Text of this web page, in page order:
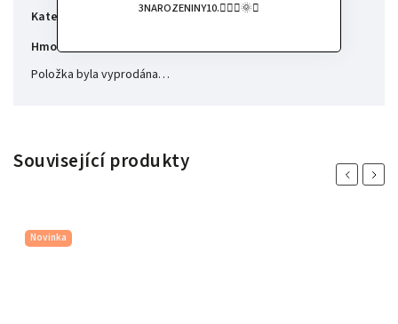
3NAROZENINY10.🧚🏻‍♀️🌞✨
Kategorie
Green Flash LED laky
Hmotnost:
Položka byla vyprodána…
Související produkty
Previous
Novinka
Next